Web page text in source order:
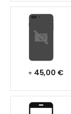
+ 45,00 €